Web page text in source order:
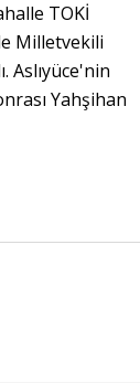
TOKİ
Milletvekili
Aslıyüce'nin
Yahşihan